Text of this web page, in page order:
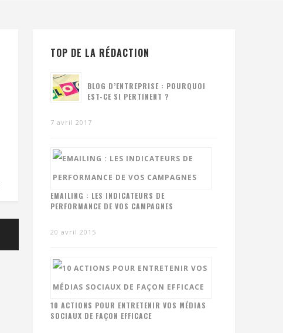
TOP DE LA RÉDACTION
BLOG D’ENTREPRISE : POURQUOI
EST-CE SI PERTINENT ?
7 avril 2017
EMAILING : LES INDICATEURS DE
PERFORMANCE DE VOS CAMPAGNES
20 avril 2015
10 ACTIONS POUR ENTRETENIR VOS MÉDIAS
SOCIAUX DE FAÇON EFFICACE